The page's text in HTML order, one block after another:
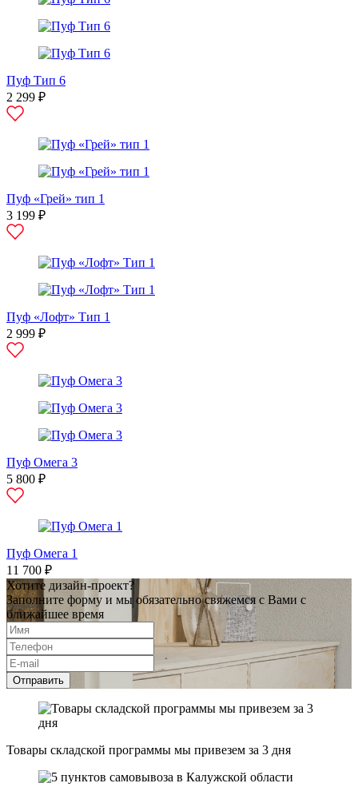
Пуф Тип 6
2 299 ₽
Пуф «Грей» тип 1
3 199 ₽
Пуф «Лофт» Тип 1
2 999 ₽
Пуф Омега 3
5 800 ₽
Пуф Омега 1
11 700 ₽
Хотите дизайн-проект?
Заполните форму и мы обязательно свяжемся с Вами с
ближайшее время
Отправить
Товары складской программы мы привезем за 3 дня